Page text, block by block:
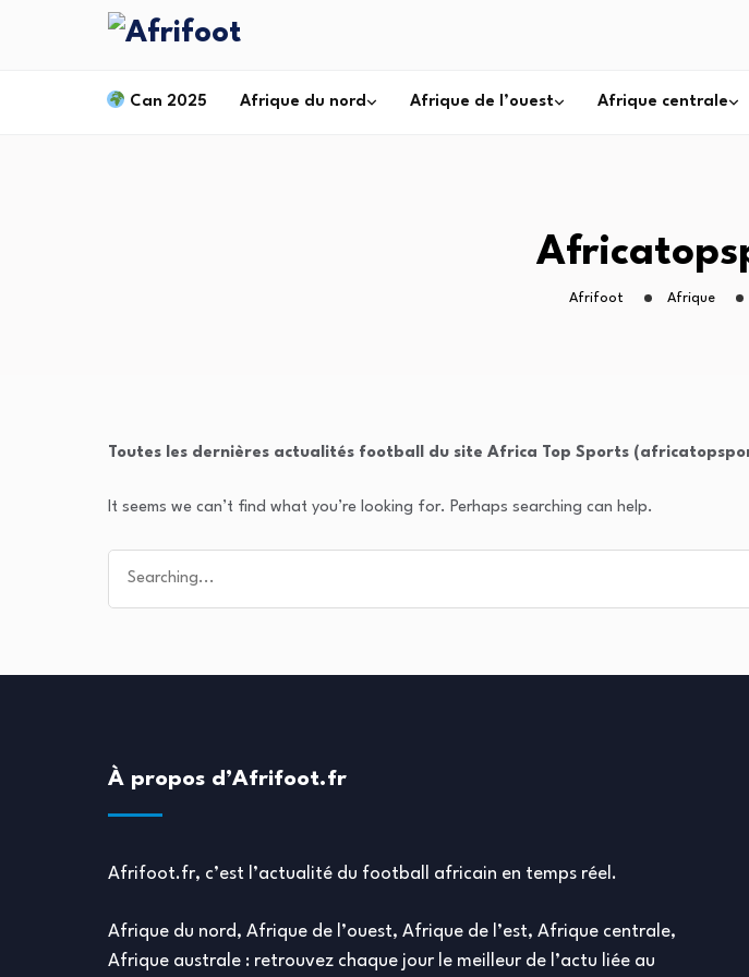
Can 2025 Afrique du nord Afrique de l’ouest Afrique centrale
Afrifoot Afrique
Toutes les dernières actualités football du site Africa Top Sports
It seems we can’t find what you’re looking for. Perhaps searching can help.
for:
À propos d’Afrifoot.fr
Afrifoot.fr, c’est l’actualité du football africain en temps réel.
Afrique du nord, Afrique de l’ouest, Afrique de l’est, Afrique centrale,
Afrique australe : retrouvez chaque jour le meilleur de l’actu liée au